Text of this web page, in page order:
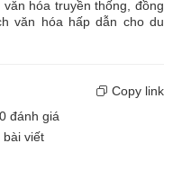
hóa truyền thống, đồng
văn hóa hấp dẫn cho du
Copy link
0 đánh giá
bài viết